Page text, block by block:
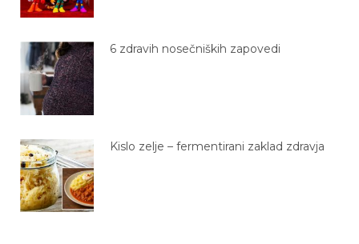
6 zdravih nosečniških zapovedi
Kislo zelje – fermentirani zaklad zdravja